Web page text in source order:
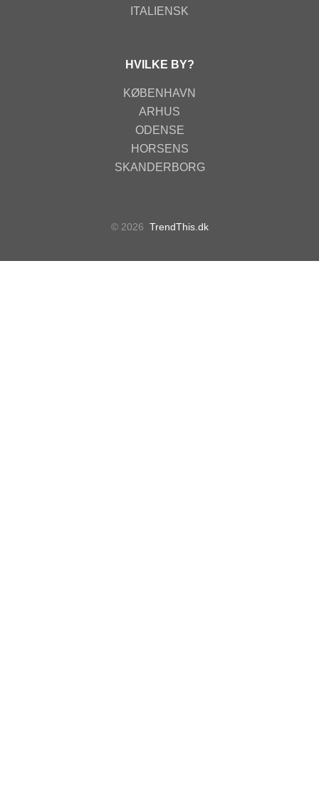
ITALIENSK
HVILKE BY?
KØBENHAVN
ARHUS
ODENSE
HORSENS
SKANDERBORG
© 2026 TrendThis.dk